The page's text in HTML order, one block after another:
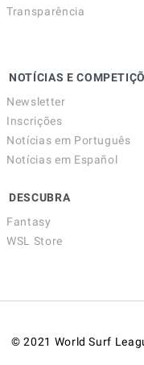
Transparência
NOTÍCIAS E
Newsletter
Inscrições
Notícias em Português
Notícias em Español
DESCUBRA
Fantasy
WSL Store
© 2021 World Surf